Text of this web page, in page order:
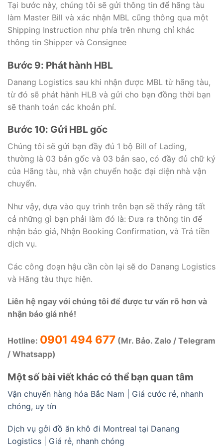
Tại bước này, chúng tôi sẽ gửi thông tin để hãng tàu
làm Master Bill và xác nhận MBL cũng thông qua một
Shipping Instruction như phía trên nhưng chỉ khác
thông tin Shipper và Consignee
Bước 9: Phát hành HBL
Danang Logistics sau khi nhận được MBL từ hãng tàu,
từ đó sẽ phát hành HLB và gửi cho bạn đồng thời bạn
sẽ thanh toán các khoản phí.
Bước 10: Gửi HBL gốc
Chúng tôi sẽ gửi bạn đầy đủ 1 bộ Bill of Lading,
thường là 03 bản gốc và 03 bản sao, có đầy đủ chữ ký
của Hãng tàu, nhà vận chuyển hoặc đại diện nhà vận
chuyển.
Như vậy, dựa vào quy trình trên bạn sẽ thấy rằng tất
cả những gì bạn phải làm đó là: Đưa ra thông tin để
nhận báo giá, Nhận Booking Confirmation, và Trả tiền
dịch vụ.
Các công đoạn hậu cần còn lại sẽ do Danang Logistics
và Hãng tàu thực hiện.
Liên hệ ngay với chúng tôi để được tư vấn rõ hơn và
nhận báo giá nhé!
Hotline: 0901 494 677 (Mr. Bảo. Zalo / Telegram
/ Whatsapp)
Một số bài viết khác có thể bạn quan tâm
Vận chuyển hàng hóa Bắc Nam | Giá cước rẻ, nhanh
chóng, uy tín
Dịch vụ gởi đồ ăn khô đi Montreal tại Danang
Logistics | Giá rẻ, nhanh chóng